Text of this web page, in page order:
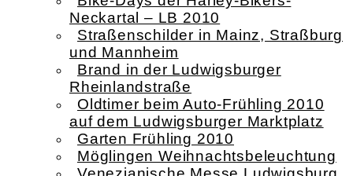
Neckartal – LB 2010
Straßenschilder in Mainz, Straßburg
und Mannheim
Brand in der Ludwigsburger
Rheinlandstraße
Oldtimer beim Auto-Frühling 2010
auf dem Ludwigsburger Marktplatz
Garten Frühling 2010
Möglingen Weihnachtsbeleuchtung